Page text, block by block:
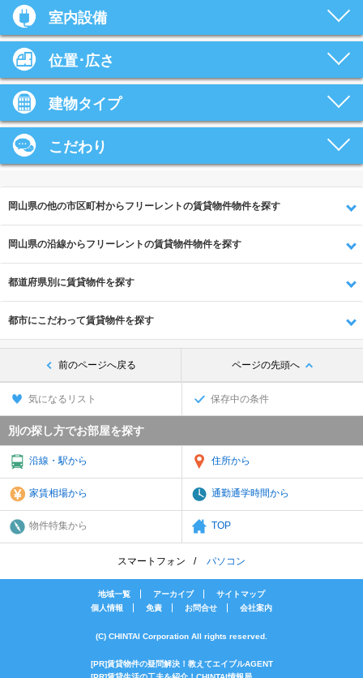
室内設備
位置･広さ
建物タイプ
こだわり
岡山県の他の市区町村からフリーレントの賃貸物件物件を探す
岡山県の沿線からフリーレントの賃貸物件物件を探す
都道府県別に賃貸物件を探す
都市にこだわって賃貸物件を探す
前のページへ戻る ページの先頭へ
気になるリスト 保存中の条件
別の探し方でお部屋を探す
沿線・駅から 住所から
家賃相場から 通勤通学時間から
物件特集から TOP
スマートフォン パソコン
地域一覧 アーカイブ
サイトマップ
個人情報
免責 お問合せ 会社案内
(C) CHINTAI Corporation All rights reserved.
[PR]賃貸物件の疑問解決！教えてエイブルAGENT